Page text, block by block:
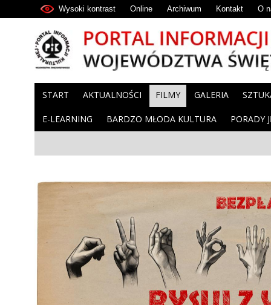
Wysoki kontrast Online Archiwum Kontakt O
START AKTUALNOŚCI FILMY GALERIA
E-LEARNING BARDZO MŁODA KULTURA PORADY